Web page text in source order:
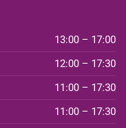
13:00 – 17:00
12:00 – 17:30
11:00 – 17:30
11:00 – 17:30